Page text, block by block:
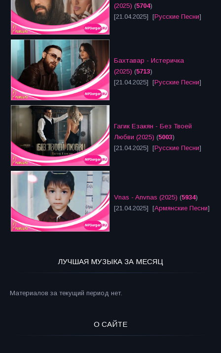
(2025) (5704)
[21.04.2025] [Русские Песни]
Бахтавар - Истеричка
(2025) (5713)
[21.04.2025] [Русские Песни]
Гагик Езакян - Без Твоей
Любви (2025) (5003)
[21.04.2025] [Русские Песни]
Vnas - Anvnas (2025) (5934)
[21.04.2025] [Армянские Песни]
ЛУЧШАЯ МУЗЫКА ЗА МЕСЯЦ
Материалов за текущий период нет.
О САЙТЕ